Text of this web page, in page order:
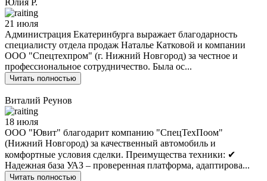
Юлия Р.
21 июля
Администрация Екатеринбурга выражает благодарность
специалисту отдела продаж Наталье Катковой и компании
ООО "Спецтехпром" (г. Нижний Новгород) за честное и
профессиональное сотрудничество. Была ос...
Читать полностью
Виталий Реунов
18 июля
ООО "Ювит" благодарит компанию "СпецТехПоом"
(Нижний Новгород) за качественный автомобиль и
комфортные условия сделки. Преимущества техники: ✔
Надежная база УАЗ – проверенная платформа, адаптирова...
Читать полностью